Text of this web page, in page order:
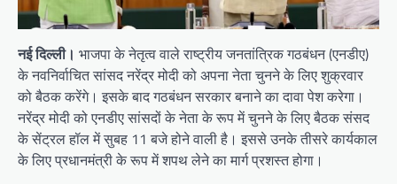
नई दिल्ली। भाजपा के नेतृत्व वाले राष्ट्रीय जनतांत्रिक गठबंधन (एनडीए)
के नवनिर्वाचित सांसद नरेंद्र मोदी को अपना नेता चुनने के लिए शुक्रवार
को बैठक करेंगे। इसके बाद गठबंधन सरकार बनाने का दावा पेश करेगा।
नरेंद्र मोदी को एनडीए सांसदों के नेता के रूप में चुनने के लिए बैठक संसद
के सेंट्रल हॉल में सुबह 11 बजे होने वाली है। इससे उनके तीसरे कार्यकाल
के लिए प्रधानमंत्री के रूप में शपथ लेने का मार्ग प्रशस्त होगा।